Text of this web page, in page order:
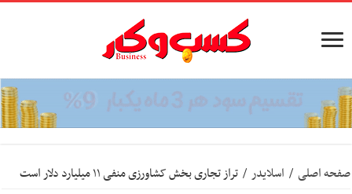
صفحه اصلی / اسلایدر / تراز تجاری بخش کشاورزی منفی ۱۱ میلیارد دلار است